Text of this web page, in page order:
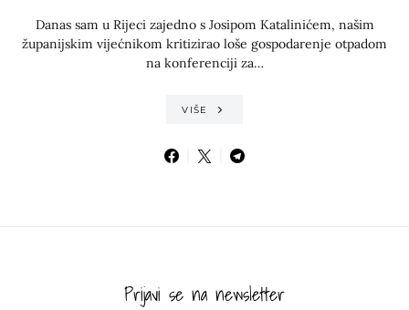
Danas sam u Rijeci zajedno s Josipom Katalinićem, našim
županijskim vijećnikom kritizirao loše gospodarenje otpadom
na konferenciji za…
VIŠE
Prijavi se na newsletter